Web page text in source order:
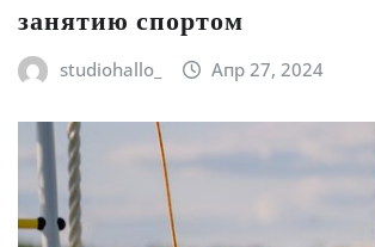
занятию спортом
studiohallo_ Апр 27, 2024